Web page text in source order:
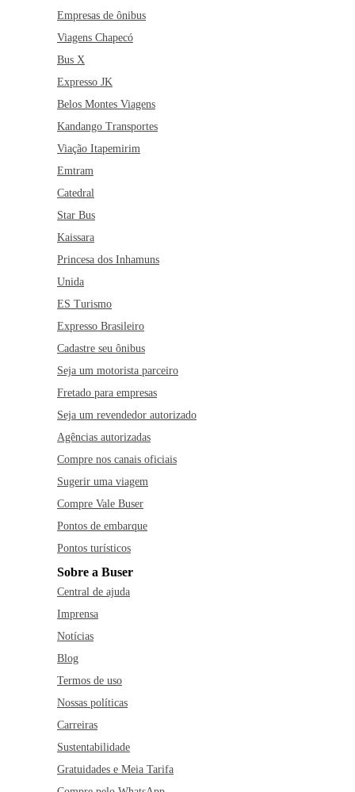
Empresas de ônibus
Viagens Chapecó
Bus X
Expresso JK
Belos Montes Viagens
Kandango Transportes
Viação Itapemirim
Emtram
Catedral
Star Bus
Kaissara
Princesa dos Inhamuns
Unida
ES Turismo
Expresso Brasileiro
Cadastre seu ônibus
Seja um motorista parceiro
Fretado para empresas
Seja um revendedor autorizado
Agências autorizadas
Compre nos canais oficiais
Sugerir uma viagem
Compre Vale Buser
Pontos de embarque
Pontos turísticos
Sobre a Buser
Central de ajuda
Imprensa
Notícias
Blog
Termos de uso
Nossas políticas
Carreiras
Sustentabilidade
Gratuidades e Meia Tarifa